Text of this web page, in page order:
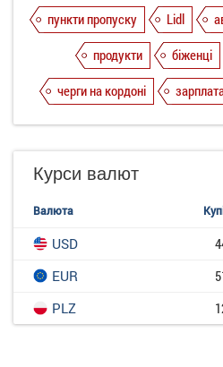
пункти пропуску
Lidl
продукти
біженці
черги на кордоні
Курси валют
Валюта
USD
EUR
PLZ